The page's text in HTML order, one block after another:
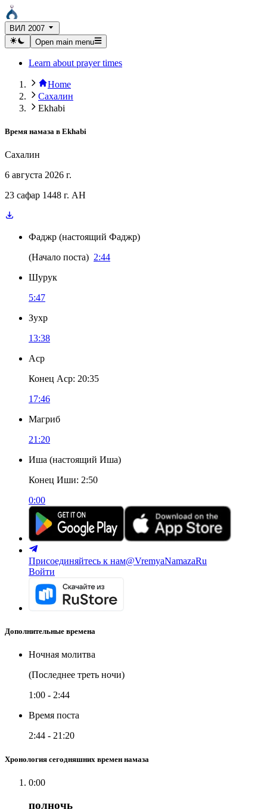
ВИЛ 2007
Open main menu
Learn about prayer times
Home
Сахалин
Ekhabi
Время намаза в Ekhabi
Сахалин
6 августа 2026 г.
23 сафар 1448 г. AH
Фаджр (настоящий Фаджр)
(Начало поста) 2:44
Шурук
5:47
Зухр
13:38
Аср
Конец Аср: 20:35
17:46
Магриб
21:20
Иша (настоящий Иша)
Конец Иши: 2:50
0:00
Присоединяйтесь к нам@VremyaNamazaRu
Войти
Дополнительные времена
Ночная молитва
(Последнее треть ночи)
1:00 - 2:44
Время поста
2:44 - 21:20
Хронология сегодняшних времен намаза
0:00
полночь